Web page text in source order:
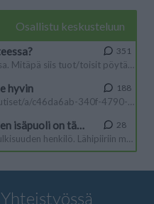
Yhteistyössä